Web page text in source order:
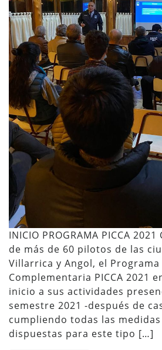
INICIO PROGRAMA PICCA
de más de 60 pilotos de las
Villarrica y Angol, el
Complementaria PICCA 2021
inicio a sus actividades
semestre 2021 -después de
cumpliendo todas las
dispuestas para este tipo […]